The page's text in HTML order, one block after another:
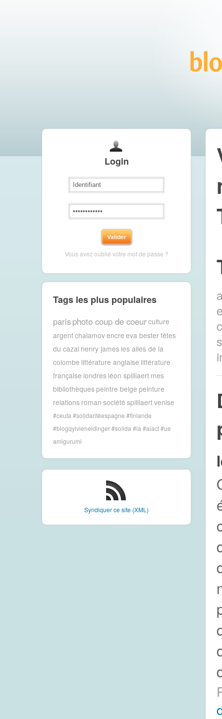
Login
Vous avez oublié votre mot de passe ?
Tags les plus populaires
parisphoto coup de coeurculture
argentchalamovencre eva besterfêtes
du cazal henry james les ailes de la
colombe littérature anglaise littérature
française londres léon spilliaert mes
bibliothèquespeintre belge peinture
relations roman société spilliaertvenise
#ceuta #solidaritéespagne #finlande
#blogqylvieneidinger #solida #ia #aiact #ue
amigurumi
Syndiquer ce site (XML)